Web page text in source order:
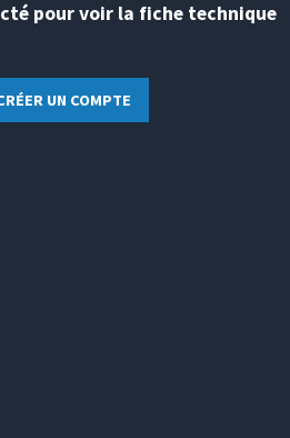
pour voir la fiche technique
UN COMPTE